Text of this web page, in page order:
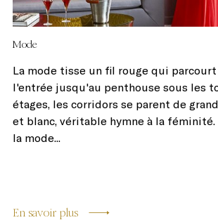
Mode
La mode tisse un fil rouge qui
l'entrée jusqu'au penthouse sous les
étages, les corridors se parent de
et blanc, véritable hymne à la féminité.
la mode...
En savoir plus